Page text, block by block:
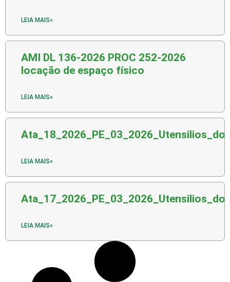
LEIA MAIS»
AMI DL 136-2026 PROC 252-2026
locação de espaço físico
LEIA MAIS»
LEIA MAIS»
LEIA MAIS»